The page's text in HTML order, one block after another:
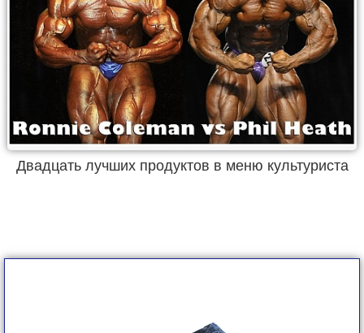
Двадцать лучших продуктов в меню культуриста